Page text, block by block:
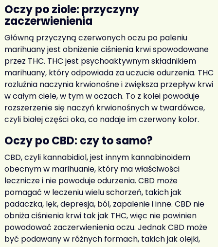
Oczy po ziole: przyczyny
zaczerwienienia
Główną przyczyną czerwonych oczu po paleniu
marihuanyjest obniżenie ciśnienia krwi spowodowane
przez THC. THC jest psychoaktywnym składnikiem
marihuany, który odpowiada za uczucie odurzenia. THC
rozluźnia naczynia krwionośne i zwiększa przepływ krwi
w całym ciele, w tym w oczach. To z kolei powoduje
rozszerzenie się naczyń krwionośnych w twardówce,
czyli białej części oka, co nadaje im czerwony kolor.
Oczy po CBD: czy to samo?
CBD, czyli kannabidiol, jest innym kannabinoidem
obecnym w marihuanie, który ma właściwości
lecznicze i nie powoduje odurzenia. CBD może
pomagać w leczeniu wielu schorzeń, takich jak
padaczka, lęk, depresja, ból, zapalenie i inne. CBD nie
obniża ciśnienia krwi tak jak THC, więc nie powinien
powodować zaczerwienienia oczu. Jednak CBD może
być podawany w różnych formach, takich jak olejki,